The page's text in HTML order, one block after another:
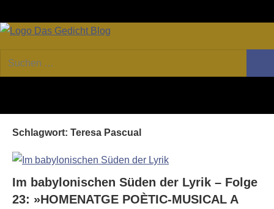
Inhalt
GEDICHT
Forum
von
Essay
und
Kritik
Suchen
nach:
Schlagwort: Teresa Pascual
Im babylonischen Süden der Lyrik – Folge
23: »HOMENATGE POÈTIC-MUSICAL A